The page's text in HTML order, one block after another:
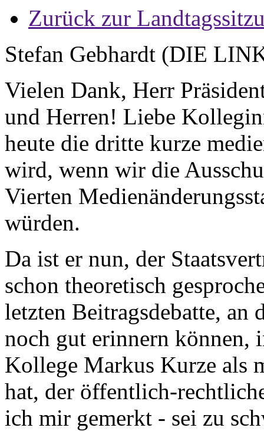
Zurück zur
Stefan Gebhardt (DIE
Vielen Dank, Herr
und Herren! Liebe
heute die dritte kurze
wird, wenn wir die
Vierten
würden.
Da ist er nun, der
schon theoretisch
letzten Beitragsdebatte,
noch gut erinnern können,
Kollege Markus Kurze als
hat, der öffentlich-
ich mir gemerkt - sei zu